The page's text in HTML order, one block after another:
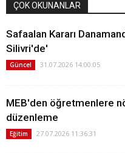
ÇOK OKUNANLAR
Safaalan Kararı
Silivri'de'
Güncel 31.07.2026 14:00:05
MEB'den öğretmenlere
düzenleme
Eğitim 27.07.2026 11:36:31